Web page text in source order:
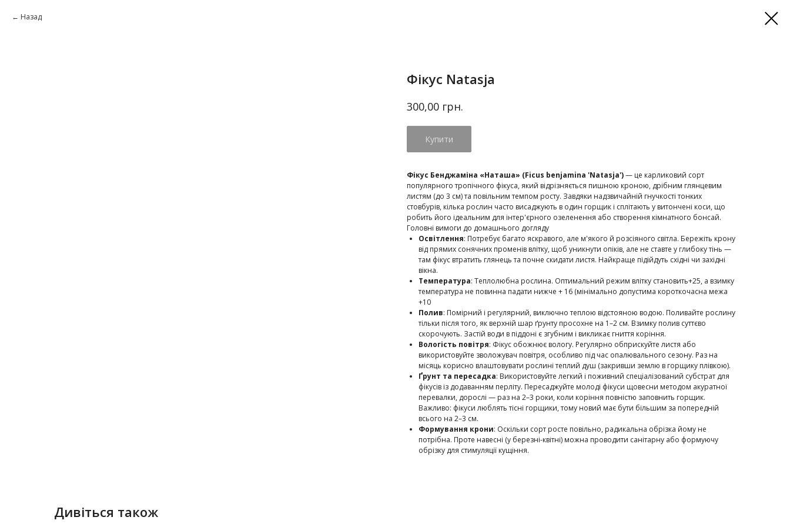
Назад
Фікус Natasja
300,00 грн.
Купити
Фікус Бенджаміна «Наташа» (Ficus benjamina 'Natasja')— це карликовий сорт
популярного тропічного фікуса, який відрізняється пишною кроною, дрібним глянцевим
листям (до 3 см) та повільним темпом росту. Завдяки надзвичайній гнучкості тонких
стовбурів, кілька рослин часто висаджують в один горщик і сплітають у витончені коси, що
робить його ідеальним для інтер'єрного озеленення або створення кімнатного бонсай.
Головні вимоги до домашнього догляду
Освітлення: Потребує багато яскравого, але м'якого й розсіяного світла. Бережіть крону
від прямих сонячних променів влітку, щоб уникнути опіків, але не ставте у глибоку тінь —
там фікус втратить глянець та почне скидати листя. Найкраще підійдуть східні чи західні
вікна.
Температура: Теплолюбна рослина. Оптимальний режим влітку становить+25, а взимку
температура не повинна падати нижче + 16 (мінімально допустима короткочасна межа
+10
Полив: Помірний і регулярний, виключно теплою відстояною водою. Поливайте рослину
тільки після того, як верхній шар ґрунту просохне на 1–2 см. Взимку полив суттєво
скорочують. Застій води в піддоні є згубним і викликає гниття коріння.
Вологість повітря: Фікус обожнює вологу. Регулярно обприскуйте листя або
використовуйте зволожувач повітря, особливо під час опалювального сезону. Раз на
місяць корисно влаштовувати рослині теплий душ (закривши землю в горщику плівкою).
Ґрунт та пересадка: Використовуйте легкий і поживний спеціалізований субстрат для
фікусів із додаванням перліту. Пересаджуйте молоді фікуси щовесни методом акуратної
перевалки, дорослі — раз на 2–3 роки, коли коріння повністю заповнить горщик.
Важливо: фікуси люблять тісні горщики, тому новий має бути більшим за попередній
всього на 2–3 см.
Формування крони: Оскільки сорт росте повільно, радикальна обрізка йому не
потрібна. Проте навесні (у березні-квітні) можна проводити санітарну або формуючу
обрізку для стимуляції кущіння.
Дивіться також